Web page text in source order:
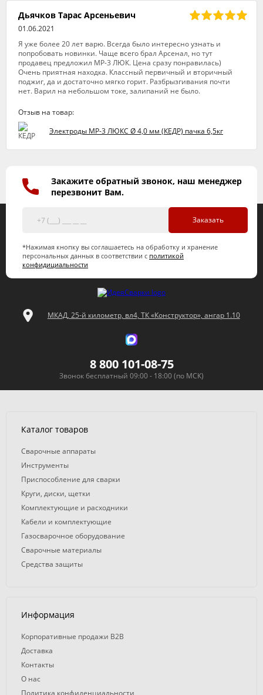
Дьячков Тарас Арсеньевич
01.06.2021
Я уже более 20 лет варю. Всегда было интересно узнать и
попробовать новинки. Чаще всего брал Арсенал, но тут
продавец предложил МР-3 ЛЮК. Цена сразу понравилась)
Очень приятная находка. Классный первичный и вторичный
поджиг, да и достаточно мягко горит. Разбрызгивания почти
нет. Варил на небольшом токе, залипаний не было.
Отзыв на товар:
Электроды МР-3 ЛЮКС Ø 4,0 мм (КЕДР) пачка 6,5кг
Закажите обратный звонок, наш менеджер
перезвонит Вам.
Заказать
*Нажимая кнопку вы соглашаетесь на обработку и хранение
персональных данных в соответствии с политикой
конфидициальности
МКАД, 25-й километр, вл4, ТК «Конструктор», ангар 1.10
8 800 101-08-75
Звонок бесплатный 09:00 - 18:00 (по МСК)
Каталог товаров
Сварочные аппараты
Инструменты
Приспособление для сварки
Круги, диски, щетки
Комплектующие и расходники
Кабели и комплектующие
Газосварочное оборудование
Сварочные материалы
Средства защиты
Информация
Корпоративные продажи B2B
Доставка
Контакты
О нас
Политика конфиденциальности